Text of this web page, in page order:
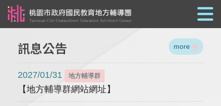
訊息公告 more
2027/01/31 地方輔導群
【地方輔導群網站網址】